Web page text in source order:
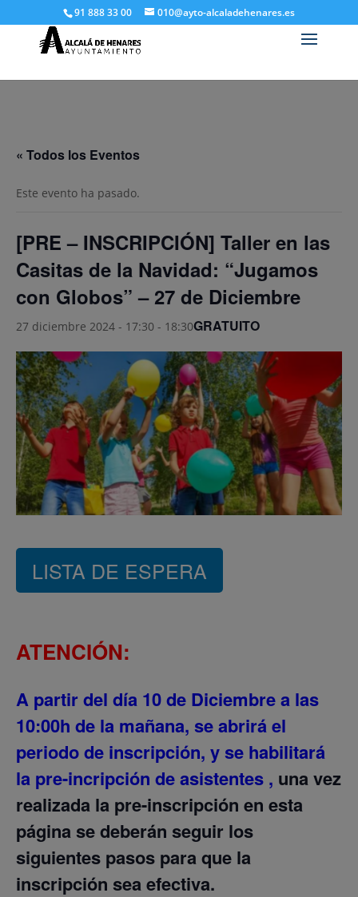
91 888 33 00 010@ayto-alcaladehenares.es
« Todos los Eventos
Este evento ha pasado.
[PRE – INSCRIPCIÓN] Taller en las
Casitas de la Navidad: “Jugamos
con Globos” – 27 de Diciembre
27 diciembre 2024 - 17:30 - 18:30GRATUITO
LISTA DE ESPERA
ATENCIÓN:
A partir del día 10 de Diciembre a las
10:00h de la mañana, se abrirá el
periodo de inscripción, y se habilitará
la pre-incripción de asistentes , una vez
realizada la pre-inscripción en esta
página se deberán seguir los
siguientes pasos para que la
inscripción sea efectiva.